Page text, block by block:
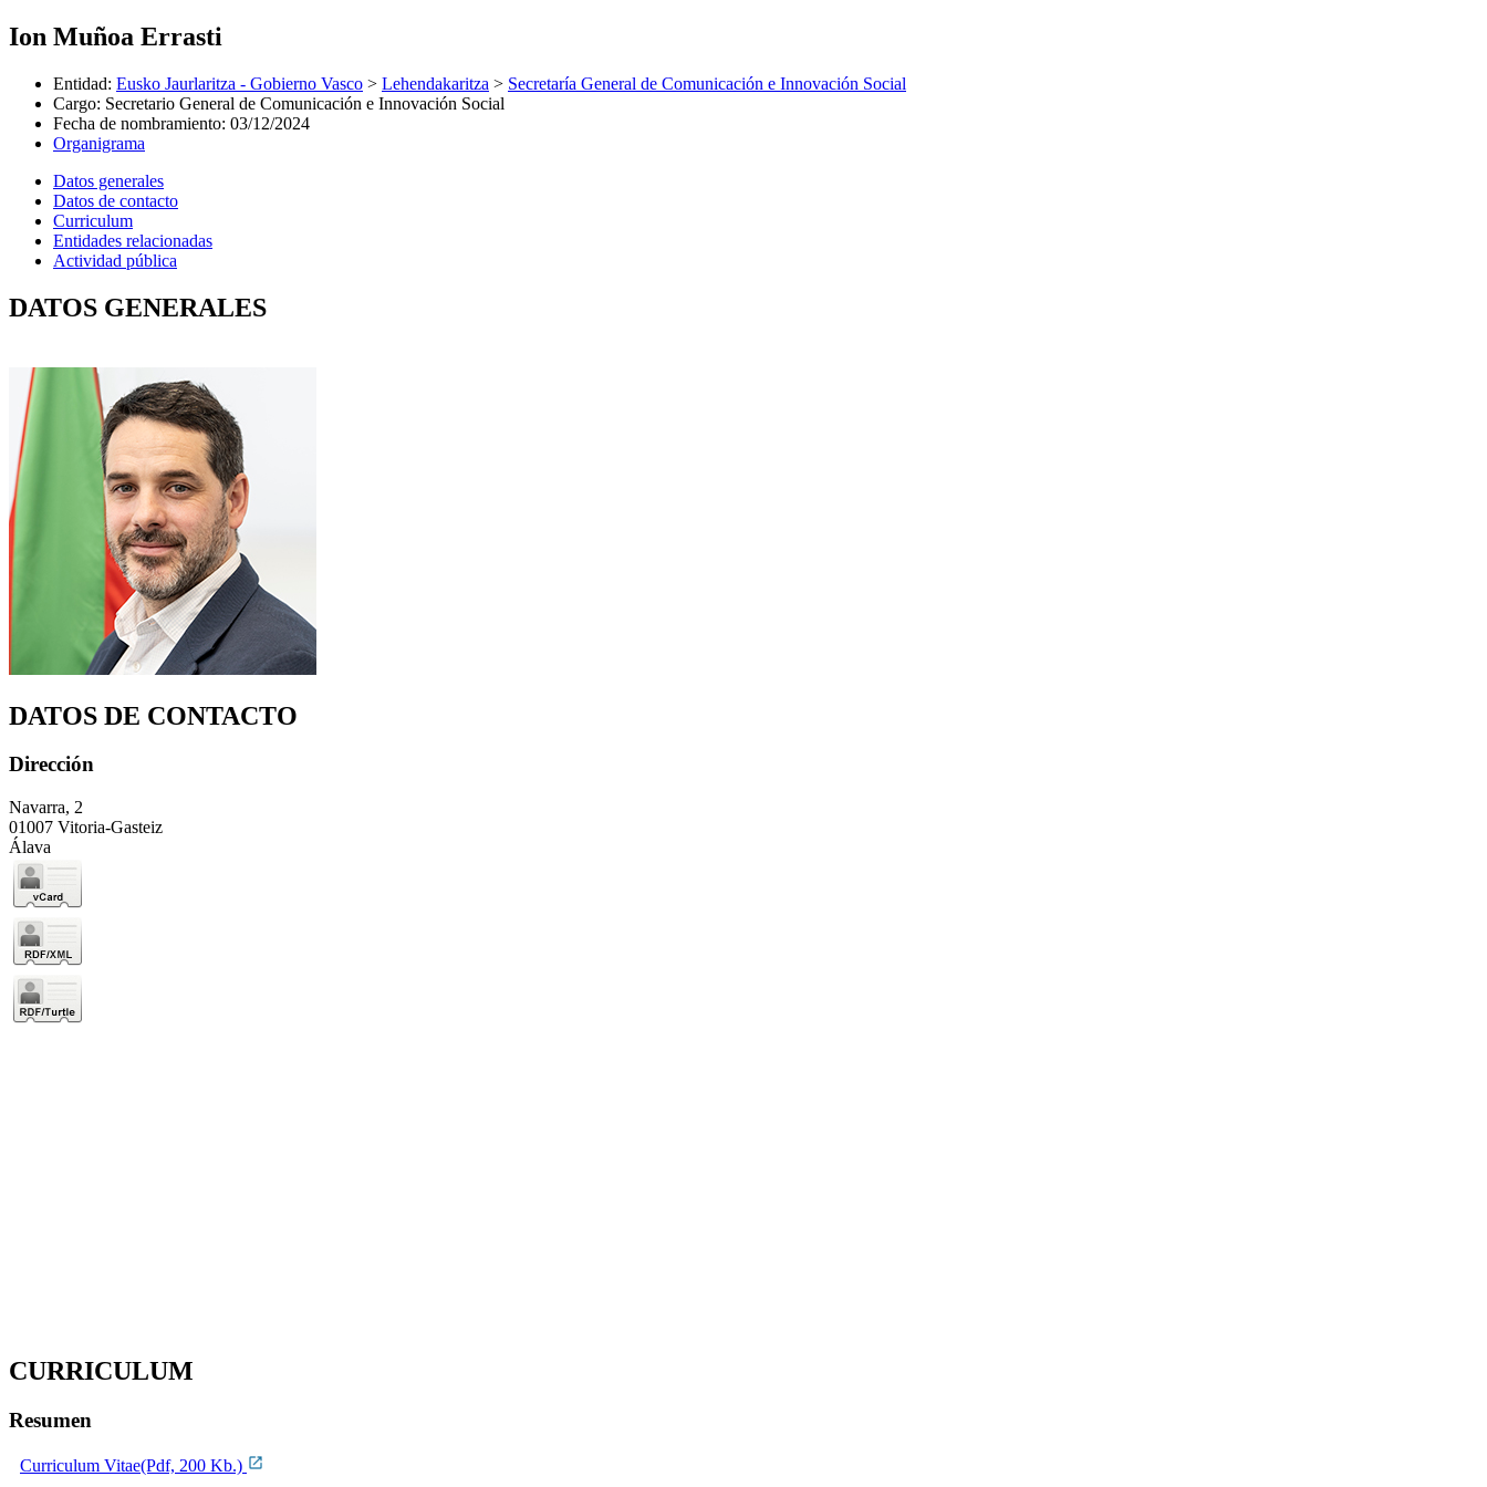
Ion Muñoa Errasti
Entidad: Eusko Jaurlaritza - Gobierno Vasco > Lehendakaritza > Secretaría General de Comunicación e Innovación Social
Cargo: Secretario General de Comunicación e Innovación Social
Fecha de nombramiento: 03/12/2024
Organigrama
Datos generales
Datos de contacto
Curriculum
Entidades relacionadas
Actividad pública
DATOS GENERALES
DATOS DE CONTACTO
Dirección
Navarra, 2
01007 Vitoria-Gasteiz
Álava
CURRICULUM
Resumen
Curriculum Vitae(Pdf, 200 Kb.)